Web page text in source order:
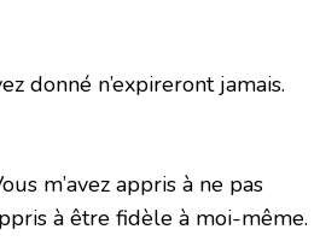
donné n’expireront jamais.
m’avez appris à ne pas
à être fidèle à moi-même.